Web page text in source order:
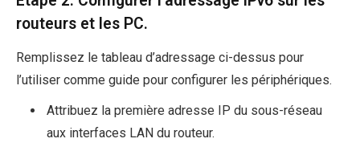
routeurs et les PC.
Remplissez le tableau d’adressage ci-dessus pour
l’utiliser comme guide pour configurer les périphériques.
Attribuez la première adresse IP du sous-réseau
aux interfaces LAN du routeur.